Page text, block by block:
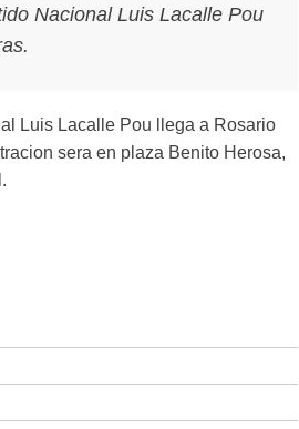
Nacional Luis Lacalle Pou
Luis Lacalle Pou llega a Rosario
sera en plaza Benito Herosa,